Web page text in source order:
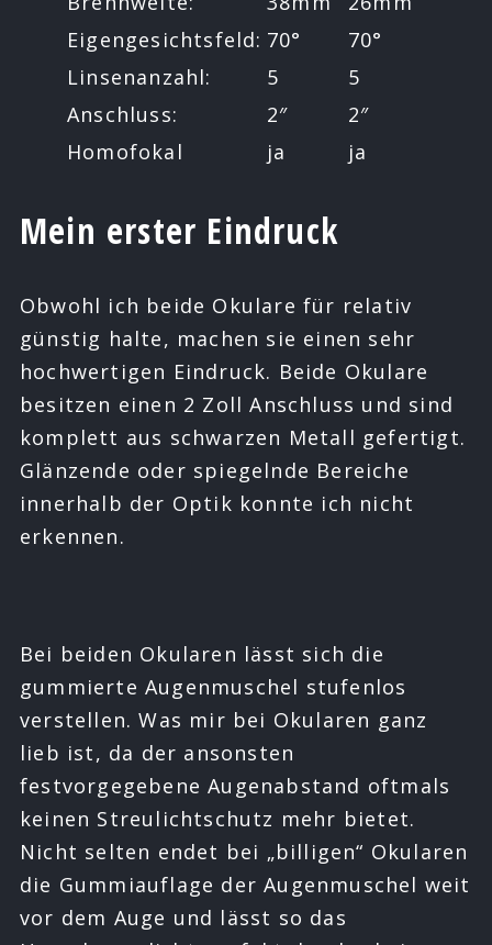
Eigengesichtsfeld: 70°
70°
Linsenanzahl:
5
5
Anschluss:
2″
2″
Homofokal
ja ja
Mein erster Eindruck
Obwohl ich beide Okulare für relativ
günstig halte, machen sie einen sehr
hochwertigen Eindruck. Beide Okulare
besitzen einen 2 Zoll Anschluss und sind
komplett aus schwarzen Metall gefertigt.
Glänzende oder spiegelnde Bereiche
innerhalb der Optik konnte ich nicht
erkennen.
Bei beiden Okularen lässt sich die
gummierte Augenmuschel stufenlos
verstellen. Was mir bei Okularen ganz
lieb ist, da der ansonsten
festvorgegebene Augenabstand oftmals
keinen Streulichtschutz mehr bietet.
Nicht selten endet bei „billigen“ Okularen
die Gummiauflage der Augenmuschel weit
vor dem Auge und lässt so das